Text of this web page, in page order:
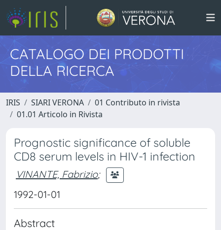
CATALOGO DEI PRODOTTI
DELLA RICERCA
IRIS SIARI VERONA
01 Contributo in rivista
01.01 Articolo in Rivista
Prognostic significance of soluble
CD8 serum levels in HIV-1 infection
VINANTE, Fabrizio;
1992-01-01
Abstract